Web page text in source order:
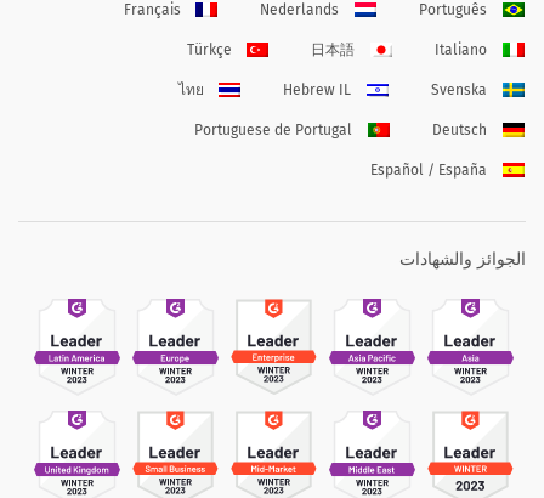
Português
Nederlands
Français
Italiano
日本語
Türkçe
Svenska
Hebrew IL
ไทย
Deutsch
Portuguese de Portugal
Español / España
الجوائز والشهادات